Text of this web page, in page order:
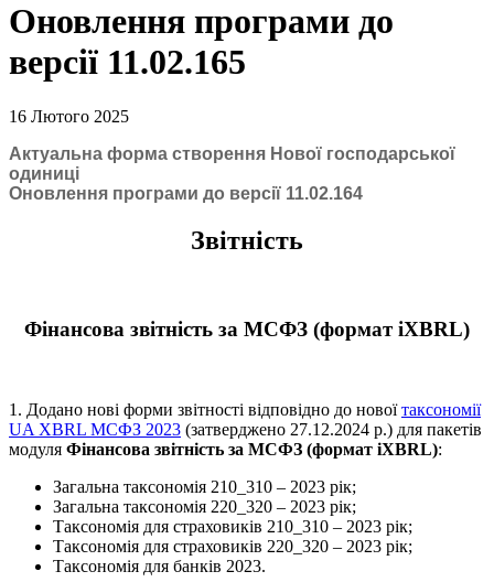
Оновлення програми до
версії 11.02.165
16 Лютого 2025
Актуальна форма створення Нової господарської
одиниці
Оновлення програми до версії 11.02.164
Звітність
Фінансова звітність за МСФЗ (формат iXBRL)
1. Додано нові форми звітності відповідно до новоїтаксономії
UA XBRL МСФЗ 2023 (затверджено 27.12.2024 р.) для пакетів
модуля Фінансова звітність за МСФЗ (формат iXBRL):
Загальна таксономія 210_310 – 2023 рік;
Загальна таксономія 220_320 – 2023 рік;
Таксономія для страховиків 210_310 – 2023 рік;
Таксономія для страховиків 220_320 – 2023 рік;
Таксономія для банків 2023.